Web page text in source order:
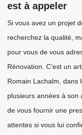
est à appeler
Si vous avez un projet
recherchez la qualité,
pour vous de vous
Rénovation. C’est un
Romain Lachalm, dans
plusieurs années à son
de vous fournir une
attentes si vous lui